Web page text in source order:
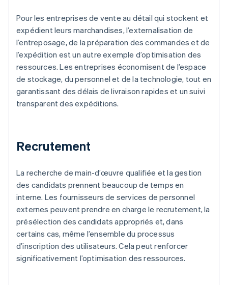
Pour les entreprises de vente au détail qui stockent et
expédient leurs marchandises, l’externalisation de
l’entreposage, de la préparation des commandes et de
l’expédition est un autre exemple d’optimisation des
ressources. Les entreprises économisent de l’espace
de stockage, du personnel et de la technologie, tout en
garantissant des délais de livraison rapides et un suivi
transparent des expéditions.
Recrutement
La recherche de main-d’œuvre qualifiée et la gestion
des candidats prennent beaucoup de temps en
interne. Les fournisseurs de services de personnel
externes peuvent prendre en charge le recrutement, la
présélection des candidats appropriés et, dans
certains cas, même l’ensemble du processus
d’inscription des utilisateurs. Cela peut renforcer
significativement l’optimisation des ressources.